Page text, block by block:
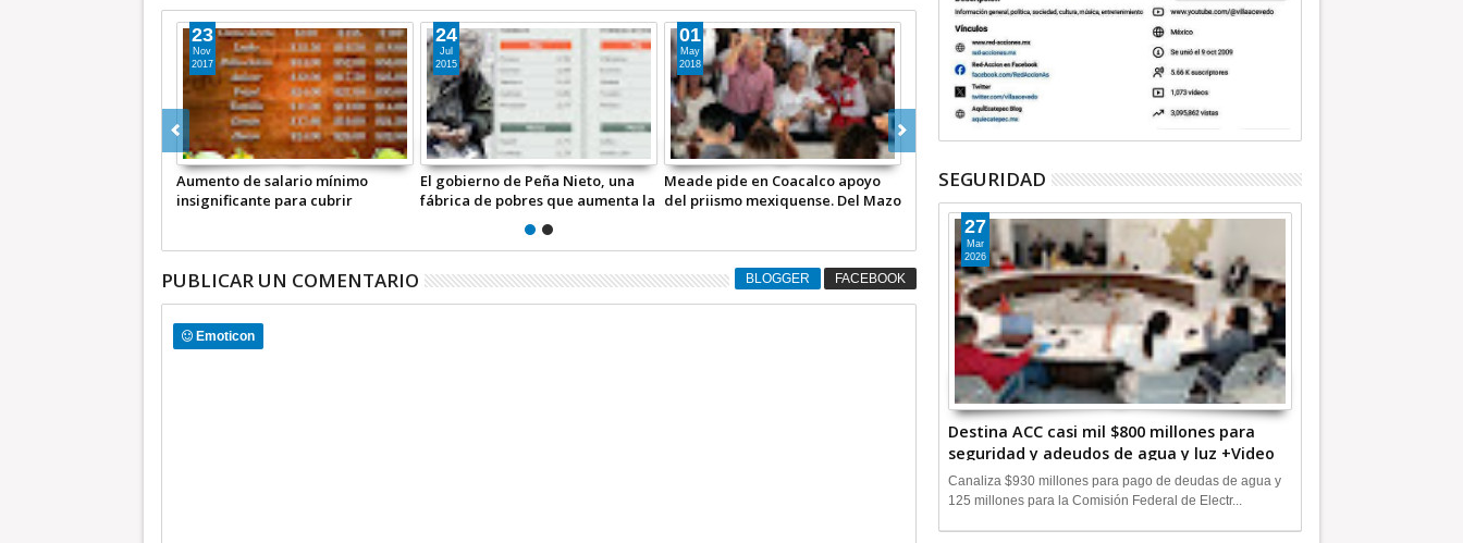
Aumento de salario mínimo
insignificante para cubrir
El gobierno de Peña Nieto, una
fábrica de pobres que aumenta la
pobreza y la desigualdad: El
24
Jul
2015
Meade pide en Coacalco apoyo
del priismo mexiquense. Del Mazo
01
May
2018
Se reunió Meade con obispo de
Ecatepec; Marcela González zanjó
diferencias Onésimo Cepeda-
08
Abr
2018
Y ahora vienen las becas “rosas”
vía Meade desde Durango
PUBLICAR UN COMENTARIO BLOGGER FACEBOOK
Emoticon
SEGURIDAD
Destina ACC casi mil $800 millones para
seguridad y adeudos de agua y luz +Video
27
Mar
2026
Canaliza $930 millones para pago de deudas de agua y
125 millones para la Comisión Federal de Electr...